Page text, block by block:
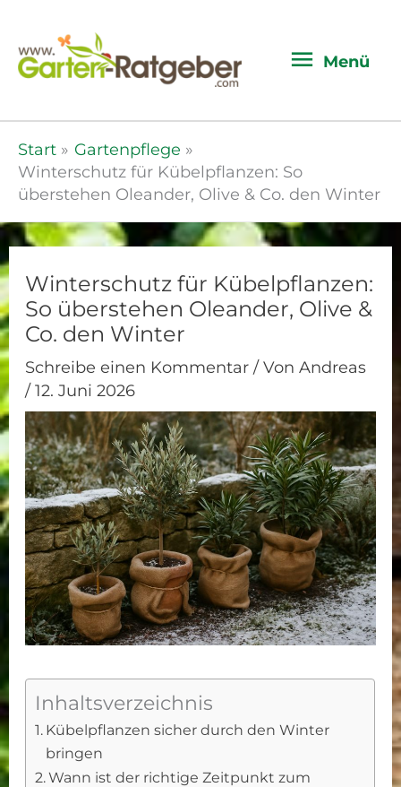
Menü
Start
Gartenpflege
Winterschutz für Kübelpflanzen: So
überstehen Oleander, Olive & Co. den Winter
Winterschutz für Kübelpflanzen:
So überstehen Oleander, Olive &
Co. den Winter
Schreibe einen Kommentar / VonAndreas
/12. Juni 2026
Inhaltsverzeichnis
Kübelpflanzen sicher durch den Winter
bringen
Wann ist der richtige Zeitpunkt zum